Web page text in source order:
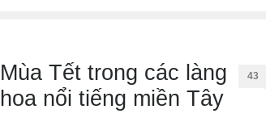
Mùa Tết trong các làng
hoa nổi tiếng miền Tây
43